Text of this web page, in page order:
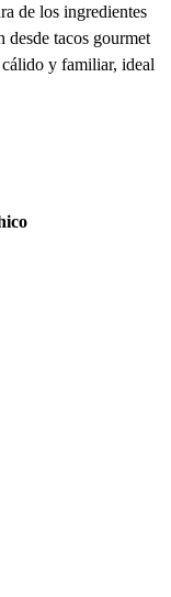
de los ingredientes
desde tacos gourmet
cálido y familiar, ideal